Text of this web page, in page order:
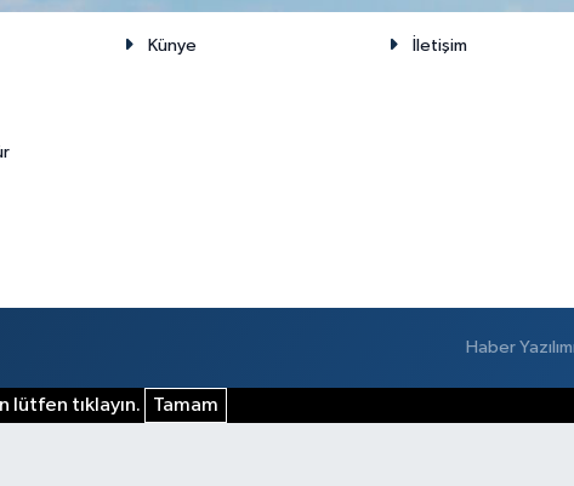
Künye İletişim
Haber
lütfen tıklayın. Tamam